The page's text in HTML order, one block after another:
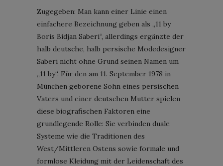
Zugegeben: Man kann einer Linie einen
einfachere Bezeichnung geben als „11 by
Boris Bidjan Saberi“, allerdings ergänzte der
halb deutsche, halb persische Modedesigner
Saberi nicht ohne Grund seinen Namen um
„11 by“. Für den am 11. September 1978 in
München geborene Sohn eines persischen
Vaters und einer deutschen Mutter spielen
diese biografischen Faktoren eine
grundlegende Rolle: Sie verbinden duale
Systeme wie die Traditionen des
West/Mittleren Ostens sowie formale und
formlose Kleidung mit der Leidenschaft des